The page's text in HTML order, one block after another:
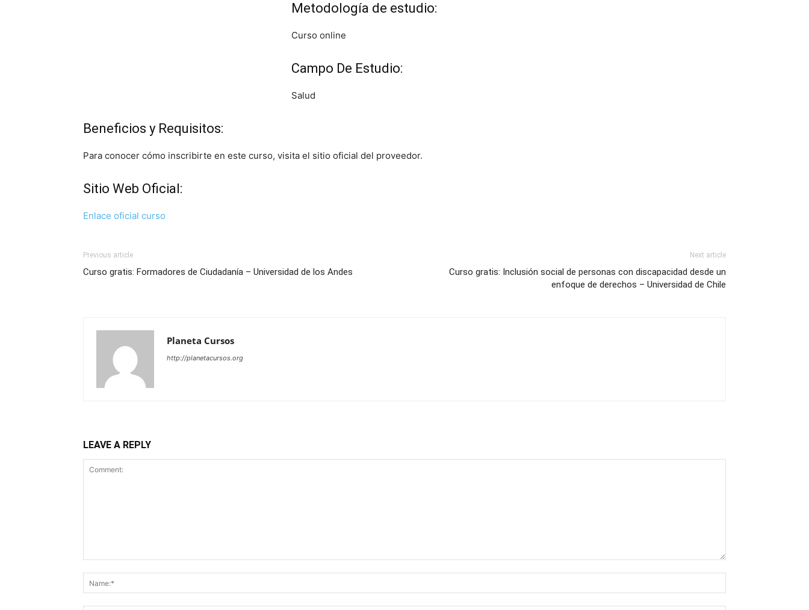
Metodología de estudio:
Curso online
Campo De Estudio:
Salud
Beneficios y Requisitos:
Para conocer cómo inscribirte en este curso, visita el sitio oficial del proveedor.
Sitio Web Oficial:
Enlace oficial curso
Previous article
Curso gratis: Formadores de Ciudadanía – Universidad de los Andes
Next article
Curso gratis: Inclusión social de personas con discapacidad desde un
enfoque de derechos – Universidad de Chile
Planeta Cursos
http://planetacursos.org
LEAVE A REPLY